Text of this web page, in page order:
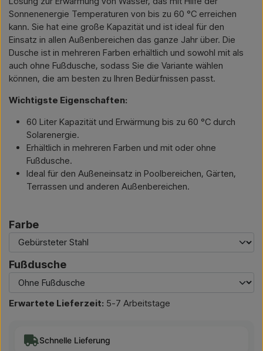
Sonnenenergie Temperaturen von bis zu 60 °C erreichen
kann. Sie hat eine große Kapazität und ist ideal für den
Einsatz in allen Außenbereichen das ganze Jahr über. Die
Dusche ist in mehreren Farben erhältlich und sowohl mit als
auch ohne Fußdusche, sodass Sie die Variante wählen
können, die am besten zu Ihren Bedürfnissen passt.
Wichtigste Eigenschaften:
60 Liter Kapazität und Erwärmung bis zu 60 °C durch
Solarenergie.
Erhältlich in mehreren Farben und mit oder ohne
Fußdusche.
Ideal für den Außeneinsatz in Poolbereichen, Gärten,
Terrassen und anderen Außenbereichen.
Farbe
Fußdusche
Erwartete Lieferzeit: 5-7 Arbeitstage
Schnelle Lieferung